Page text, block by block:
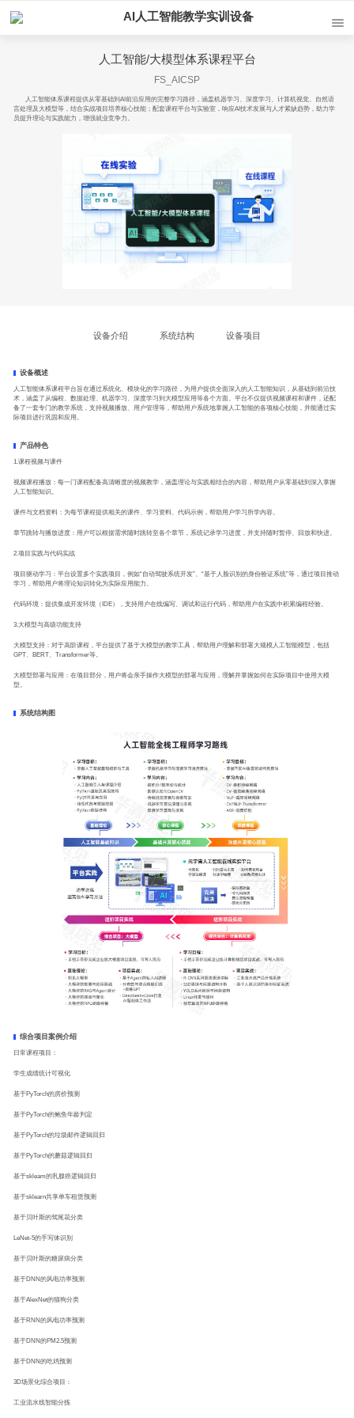
AI人工智能教学实训设备
人工智能/大模型体系课程平台
FS_AICSP
人工智能体系课程提供从零基础到AI前沿应用的完整学习路径，涵盖机器学习、深度学习、计算机视觉、自然语
言处理及大模型等，结合实战项目培养核心技能；配套课程平台与实验室，响应AI技术发展与人才紧缺趋势，助力学
员提升理论与实践能力，增强就业竞争力。
设备介绍 系统结构 设备项目
设备概述
人工智能体系课程平台旨在通过系统化、模块化的学习路径，为用户提供全面深入的人工智能知识，从基础到前沿技
术，涵盖了从编程、数据处理、机器学习、深度学习到大模型应用等各个方面。平台不仅提供视频课程和课件，还配
备了一套专门的教学系统，支持视频播放、用户管理等，帮助用户系统地掌握人工智能的各项核心技能，并能通过实
际项目进行巩固和应用。
产品特色
1.课程视频与课件
视频课程播放：每一门课程配备高清晰度的视频教学，涵盖理论与实践相结合的内容，帮助用户从零基础到深入掌握
人工智能知识。
课件与文档资料：为每节课程提供相关的课件、学习资料、代码示例，帮助用户学习所学内容。
章节跳转与播放进度：用户可以根据需求随时跳转至各个章节，系统记录学习进度，并支持随时暂停、回放和快进。
2.项目实践与代码实战
项目驱动学习：平台设置多个实践项目，例如“自动驾驶系统开发”、“基于人脸识别的身份验证系统”等，通过项目推动
学习，帮助用户将理论知识转化为实际应用能力。
代码环境：提供集成开发环境（IDE），支持用户在线编写、调试和运行代码，帮助用户在实践中积累编程经验。
3.大模型与高级功能支持
大模型支持：对于高阶课程，平台提供了基于大模型的教学工具，帮助用户理解和部署大规模人工智能模型，包括
GPT、BERT、Transformer等。
大模型部署与应用：在项目部分，用户将会亲手操作大模型的部署与应用，理解并掌握如何在实际项目中使用大模
型。
系统结构图
综合项目案例介绍
日常课程项目：
学生成绩统计可视化
基于PyTorch的房价预测
基于PyTorch的鲍鱼年龄判定
基于PyTorch的垃圾邮件逻辑回归
基于PyTorch的蘑菇逻辑回归
基于skleam的乳腺癌逻辑回归
基于sklearn共享单车租赁预测
基于贝叶斯的驾尾花分类
LeNet-5的手写体识别
基于贝叶斯的糖尿病分类
基于DNN的风电功率预测
基于AlexNet的猫狗分类
基于RNN的风电功率预测
基于DNN的PM2.5预测
基于DNN的吃鸡预测
3D场景化综合项目：
工业流水线智能分拣